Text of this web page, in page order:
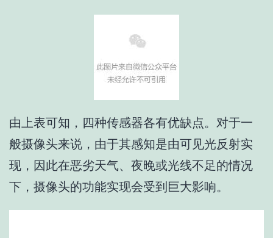
由上表可知，四种传感器各有优缺点。对于一
般摄像头来说，由于其感知是由可见光反射实
现，因此在恶劣天气、夜晚或光线不足的情况
下，摄像头的功能实现会受到巨大影响。